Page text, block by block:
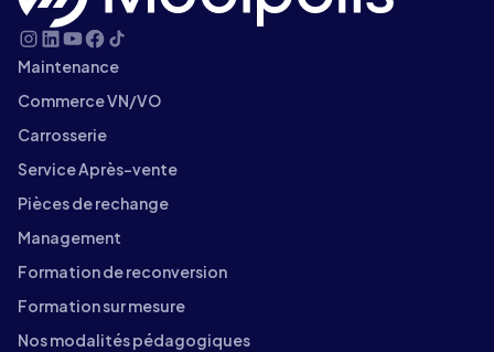
Maintenance
Commerce VN/VO
Carrosserie
Service Après-vente
Pièces de rechange
Management
Formation de reconversion
Formation sur mesure
Nos modalités pédagogiques